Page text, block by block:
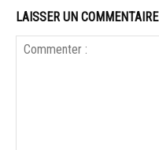
LAISSER UN COMMENTAIRE